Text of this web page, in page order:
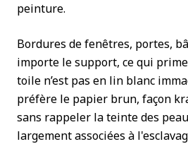
peinture.
Bordures de fenêtres, portes,
importe le support, ce qui prime
toile n’est pas en lin blanc
préfère le papier brun, façon
sans rappeler la teinte des
largement associées à